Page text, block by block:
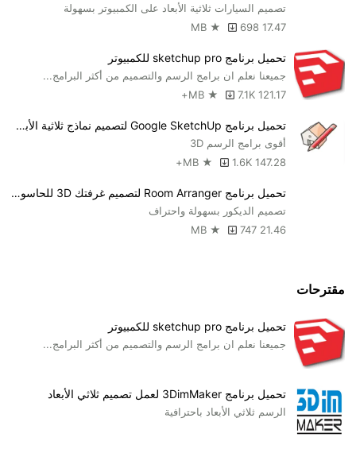
تصميم السيارات ثلاثية الأبعاد على الكمبيوتر بسهولة
17.47 MB ★
698
تحميل برنامج sketchup pro للكمبيوتر
جميعنا نعلم ان برامج الرسم والتصميم من أكثر البرامج...
121.17 MB ★
7.1K+
تحميل برنامج Google SketchUp لتصميم نماذج ثلاثية الأبعاد للحاسوب
أقوى برامج الرسم 3D
147.28 MB ★
1.6K+
تحميل برنامج Room Arranger لتصميم غرفتك 3D للحاسوب برابط مباشر
تصميم الديكور بسهولة واحتراف
21.46 MB ★
747
مقترحات
تحميل برنامج sketchup pro للكمبيوتر
جميعنا نعلم ان برامج الرسم والتصميم من أكثر البرامج...
تحميل برنامج 3DimMaker لعمل تصميم ثلاثي الأبعاد
الرسم ثلاثي الأبعاد باحترافية